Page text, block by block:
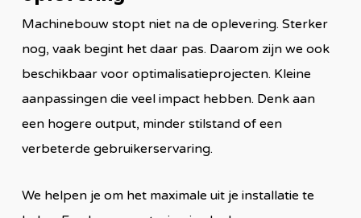
Machinebouw stopt niet na de oplevering. Sterker
nog, vaak begint het daar pas. Daarom zijn we ook
beschikbaar voor optimalisatieprojecten. Kleine
aanpassingen die veel impact hebben. Denk aan
een hogere output, minder stilstand of een
verbeterde gebruikerservaring.
We helpen je om het maximale uit je installatie te